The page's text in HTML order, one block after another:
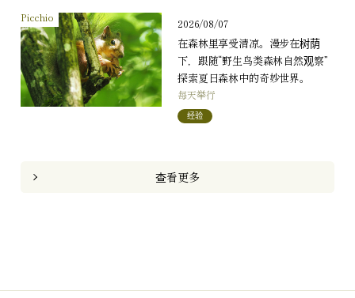
Picchio 2026/08/07
在森林里享受清凉。漫步在树荫
下，跟随“野生鸟类森林自然观察”
探索夏日森林中的奇妙世界。
每天举行
经验
查看更多